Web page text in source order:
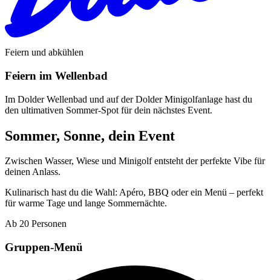
Feiern und abkühlen
Feiern im Wellenbad
Im Dolder Wellenbad und auf der Dolder Minigolfanlage hast du
den ultimativen Sommer-Spot für dein nächstes Event.
Sommer, Sonne, dein Event
Zwischen Wasser, Wiese und Minigolf entsteht der perfekte Vibe für
deinen Anlass.
Kulinarisch hast du die Wahl: Apéro, BBQ oder ein Menü – perfekt
für warme Tage und lange Sommernächte.
Ab 20 Personen
Gruppen-Menü